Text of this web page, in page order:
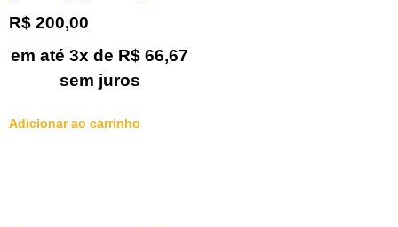
R$ 200,00
em até 3x de R$ 66,67
sem juros
Adicionar ao carrinho